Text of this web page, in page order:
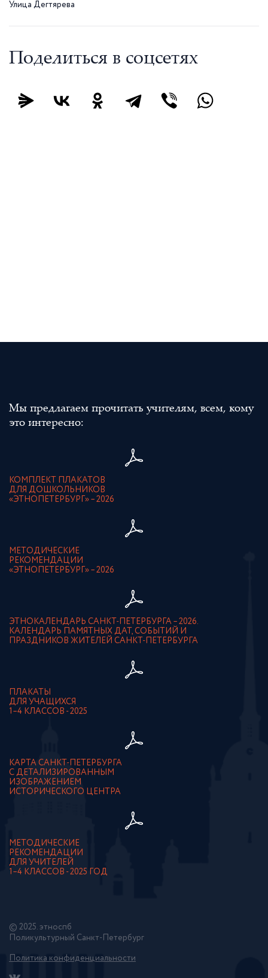
Улица Дегтярева
Поделиться в соцсетях
Мы предлагаем прочитать учителям, всем, кому
это интересно:
КОМПЛЕКТ ПЛАКАТОВ
ДЛЯ ДОШКОЛЬНИКОВ
«ЭТНОПЕТЕРБУРГ» – 2026
МЕТОДИЧЕСКИЕ
РЕКОМЕНДАЦИИ
«ЭТНОПЕТЕРБУРГ» – 2026
ЭТНОКАЛЕНДАРЬ САНКТ-ПЕТЕРБУРГА – 2026.
КАЛЕНДАРЬ ПАМЯТНЫХ ДАТ, СОБЫТИЙ И
ПРАЗДНИКОВ ЖИТЕЛЕЙ САНКТ-ПЕТЕРБУРГА
ПЛАКАТЫ
ДЛЯ УЧАЩИХСЯ
1–4 КЛАССОВ - 2025
КАРТА САНКТ-ПЕТЕРБУРГА
С ДЕТАЛИЗИРОВАННЫМ
ИЗОБРАЖЕНИЕМ
ИСТОРИЧЕСКОГО ЦЕНТРА
МЕТОДИЧЕСКИЕ
РЕКОМЕНДАЦИИ
ДЛЯ УЧИТЕЛЕЙ
1–4 КЛАССОВ - 2025 ГОД
© 2025. этноспб
Поликультурный Санкт-Петербург
Политика конфиденциальности